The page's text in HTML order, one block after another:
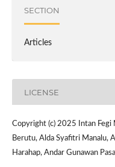
SECTION
Articles
LICENSE
Copyright (c) 2025 Intan Fegi
Berutu, Alda Syafitri Manalu,
Harahap, Andar Gunawan